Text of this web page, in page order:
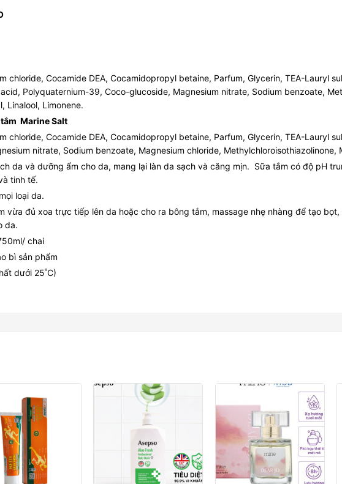
chloride, Cocamide DEA, Cocamidopropyl betaine, Parfum, Glycerin, TEA-Lauryl
Polyquaternium-39, Coco-glucoside, Magnesium nitrate, Sodium benzoate,
Linalool, Limonene.
Marine Salt
chloride, Cocamide DEA, Cocamidopropyl betaine, Parfum, Glycerin, TEA-Lauryl
nitrate, Sodium benzoate, Magnesium chloride, Methylchloroisothiazolinone,
da và dưỡng ẩm cho da, mang lại làn da sạch và căng mịn. Sữa tắm có độ pH
tinh tế.
loại da.
vừa đủ xoa trực tiếp lên da hoặc cho ra bông tắm, massage nhẹ nhàng để tạo
da.
chai
bì sản phẩm
dưới 25˚C)